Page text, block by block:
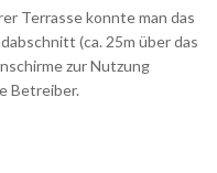
Terrasse konnte man das
(ca. 25m über das
zur Nutzung
Betreiber.